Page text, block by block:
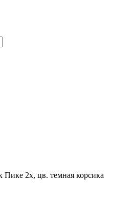
Пике 2х, цв. темная корсика